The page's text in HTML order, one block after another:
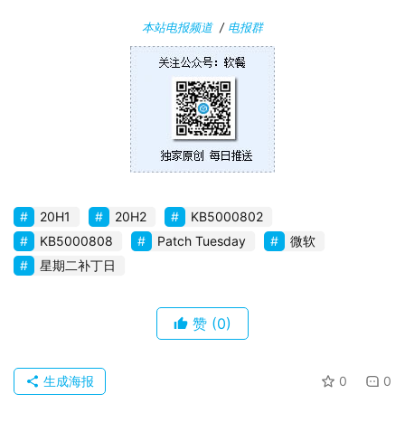
本站电报频道/ 电报群
20H1 20H2
KB5000802
KB5000808
Patch Tuesday
微软
星期二补丁日
赞 (0)
0 0
生成海报